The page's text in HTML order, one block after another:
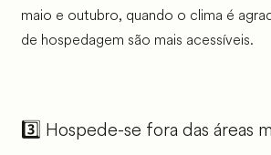
maio e outubro, quando o clima é
de hospedagem são mais acessíveis.
3️⃣ Hospede-se fora das áreas